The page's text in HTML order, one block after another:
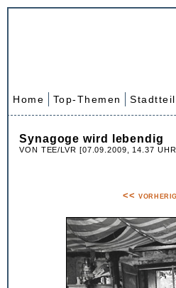
Home Top-Themen
Synagoge wird lebendig
VON TEE/LVR [07.09.2009, 14.37
<<